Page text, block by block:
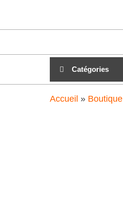
clubdial.fr
Catégories
Accueil » Boutique